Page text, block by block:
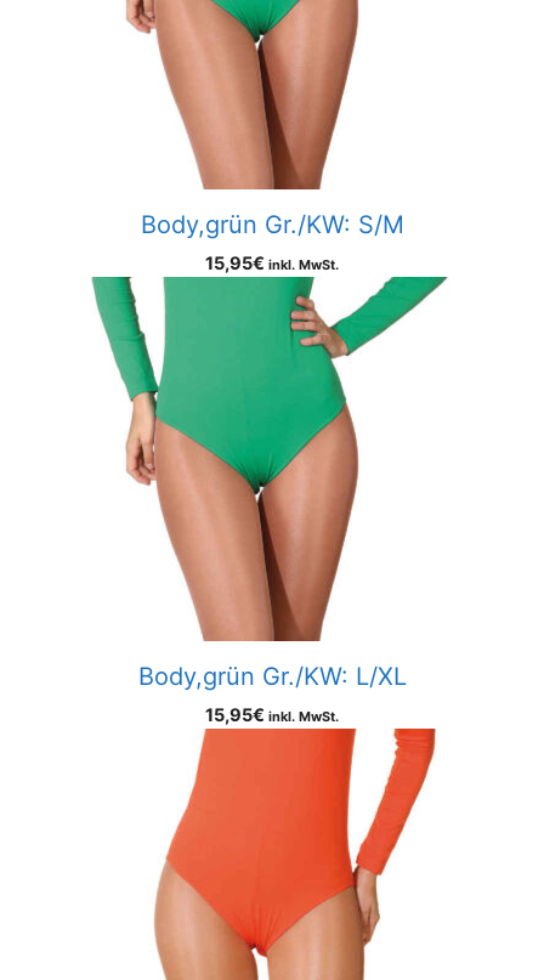
Body,grün Gr./KW: S/M
15,95€ inkl. MwSt.
Body,grün Gr./KW: L/XL
15,95€ inkl. MwSt.